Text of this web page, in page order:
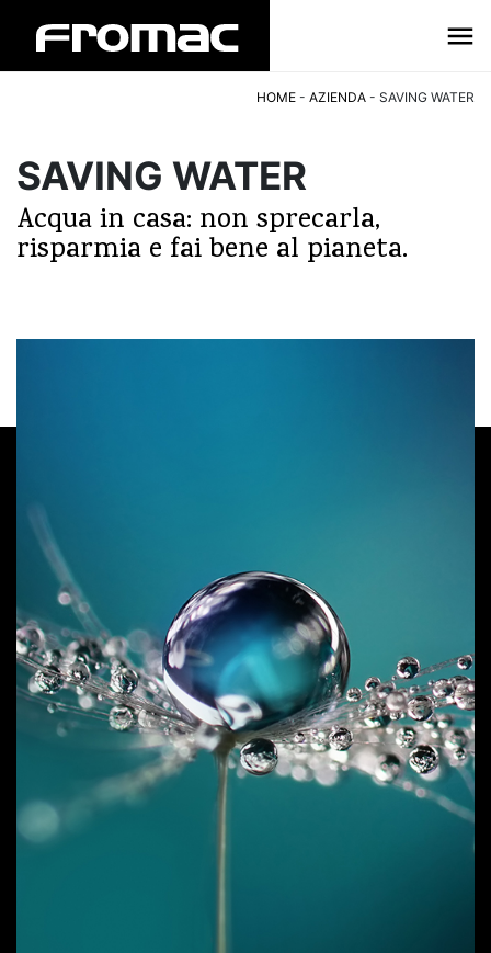
HOME - AZIENDA - SAVING WATER
SAVING WATER
Acqua in casa: non sprecarla,
risparmia e fai bene al pianeta.